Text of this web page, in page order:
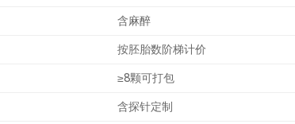
含麻醉
按胚胎数阶梯计价
≥8颗可打包
含探针定制